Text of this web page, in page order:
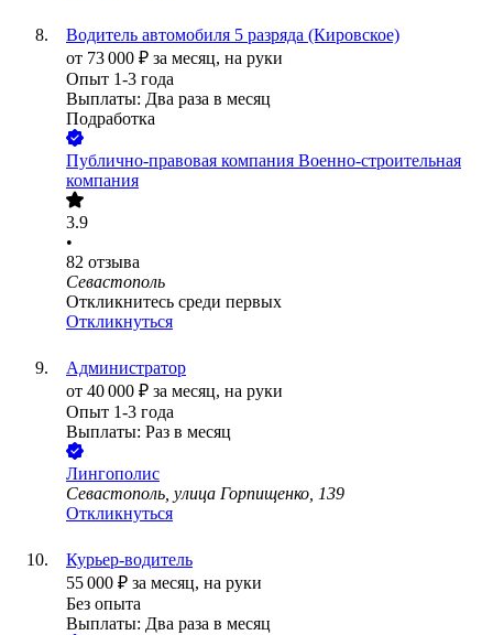
Водитель автомобиля 5 разряда (Кировское)
от 73 000 ₽ за месяц, на руки
Опыт 1-3 года
Выплаты: Два раза в месяц
Подработка
Публично-правовая компания Военно-строительная
компания
3.9
•
82 отзыва
Севастополь
Откликнитесь среди первых
Откликнуться
Администратор
от 40 000 ₽ за месяц, на руки
Опыт 1-3 года
Выплаты: Раз в месяц
Лингополис
Севастополь, улица Горпищенко, 139
Откликнуться
Курьер-водитель
55 000 ₽ за месяц, на руки
Без опыта
Выплаты: Два раза в месяц